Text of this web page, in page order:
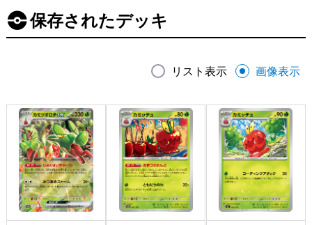
保存されたデッキ
リスト表示 画像表示